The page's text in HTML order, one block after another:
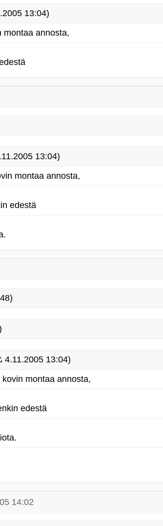
13:04)
montaa annosta,
13:04)
montaa annosta,
edestä
4.11.2005 13:04)
montaa annosta,
edestä
14:02